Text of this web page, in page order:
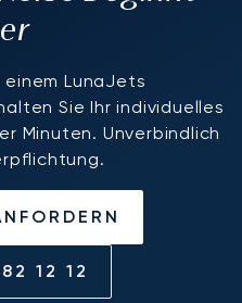
einem LunaJets
Sie Ihr individuelles
Minuten. Unverbindlich
12 12